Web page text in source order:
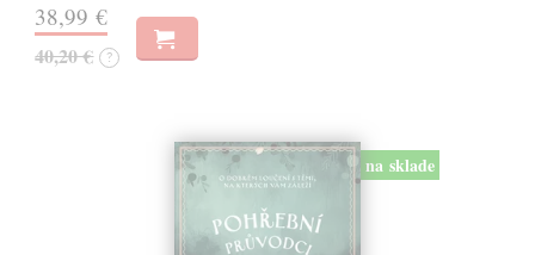
38,99 €
40,20 € ?
na sklade